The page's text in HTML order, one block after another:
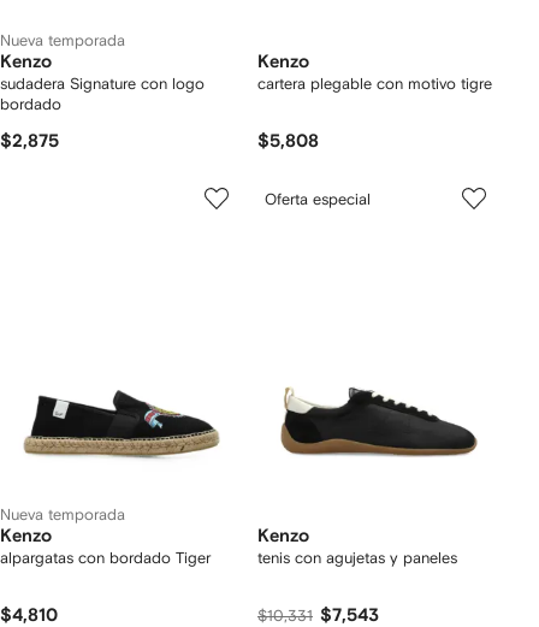
Nueva temporada
Kenzo
sudadera Signature con logo
bordado
$2,875
Kenzo
cartera plegable con motivo tigre
$5,808
Nueva temporada
Kenzo
alpargatas con bordado Tiger
$4,810
Oferta especial
Kenzo
tenis con agujetas y paneles
$10,331 $7,543